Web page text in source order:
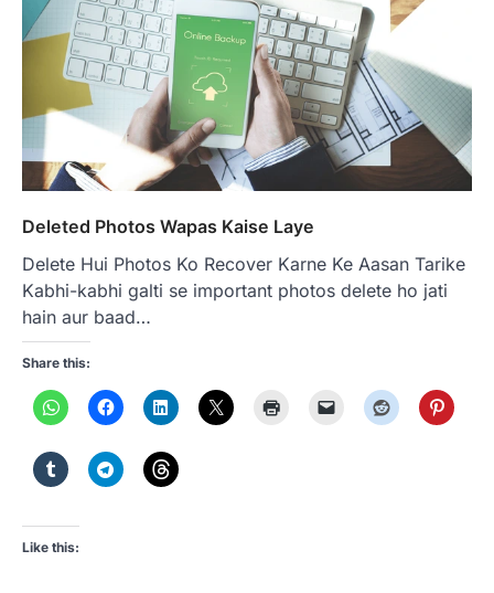
Deleted Photos Wapas Kaise Laye
Delete Hui Photos Ko Recover Karne Ke Aasan Tarike
Kabhi-kabhi galti se important photos delete ho jati
hain aur baad…
Share this:
Like this: